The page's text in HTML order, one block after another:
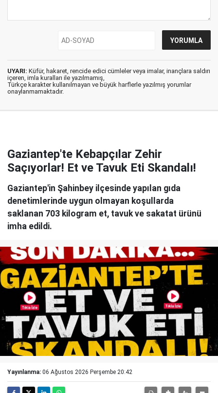
UYARI: Küfür, hakaret, rencide edici cümleler veya imalar, inançlara saldırı
içeren, imla kuralları ile yazılmamış,
Türkçe karakter kullanılmayan ve büyük harflerle yazılmış yorumlar
onaylanmamaktadır.
Gaziantep'te Kebapçılar Zehir
Saçıyorlar! Et ve Tavuk Eti Skandalı!
Gaziantep'in Şahinbey ilçesinde yapılan gıda
denetimlerinde uygun olmayan koşullarda
saklanan 703 kilogram et, tavuk ve sakatat ürünü
imha edildi.
Yayınlanma: 06 Ağustos 2026 Perşembe 20:42